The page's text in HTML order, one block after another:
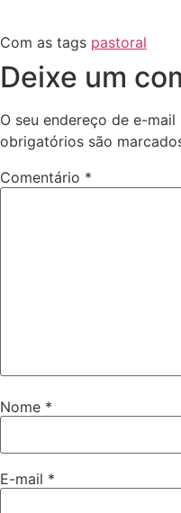
Com as tags pastoral
Deixe um
O seu endereço de e-
obrigatórios são
Comentário *
Nome *
E-mail *